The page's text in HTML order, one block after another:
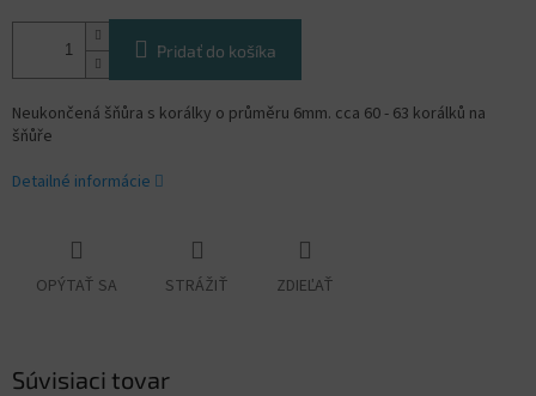
Pridať do košíka
Neukončená šňůra s korálky o průměru 6mm. cca 60 - 63 korálků na
šňůře
Detailné informácie
OPÝTAŤ SA STRÁŽIŤ ZDIEĽAŤ
Súvisiaci tovar